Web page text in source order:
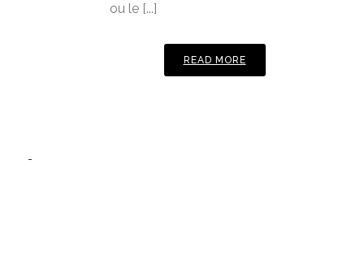
ou le [...]
READ MORE